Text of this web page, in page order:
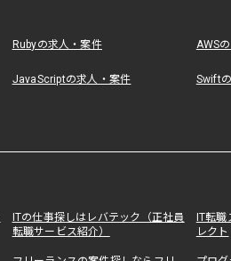
Rubyの求人・案件 AWS
JavaScriptの求人・案件 Swift
ITの仕事探しはレバテック（正社員
転職サービス紹介）
IT転
レクト